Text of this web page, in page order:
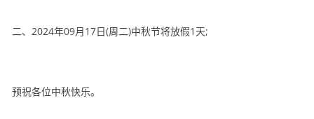
二、 2024年09月17日(周二)中秋节将放假1 天;
预祝各位中秋快乐。